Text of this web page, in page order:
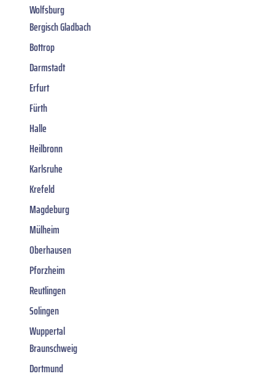
Wolfsburg
Bergisch Gladbach
Bottrop
Darmstadt
Erfurt
Fürth
Halle
Heilbronn
Karlsruhe
Krefeld
Magdeburg
Mülheim
Oberhausen
Pforzheim
Reutlingen
Solingen
Wuppertal
Braunschweig
Dortmund